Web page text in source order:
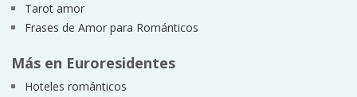
Tarot amor
Frases de Amor para Románticos
Más en Euroresidentes
Hoteles románticos